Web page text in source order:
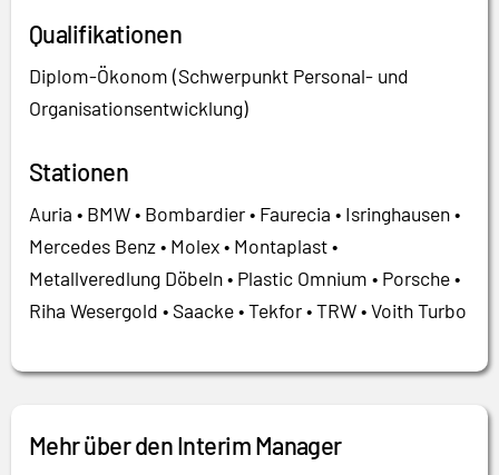
Qualifikationen
Diplom-Ökonom (Schwerpunkt Personal- und
Organisationsentwicklung)
Stationen
Auria • BMW • Bombardier • Faurecia • Isringhausen •
Mercedes Benz • Molex • Montaplast •
Metallveredlung Döbeln • Plastic Omnium • Porsche •
Riha Wesergold • Saacke • Tekfor • TRW • Voith Turbo
Mehr über den Interim Manager